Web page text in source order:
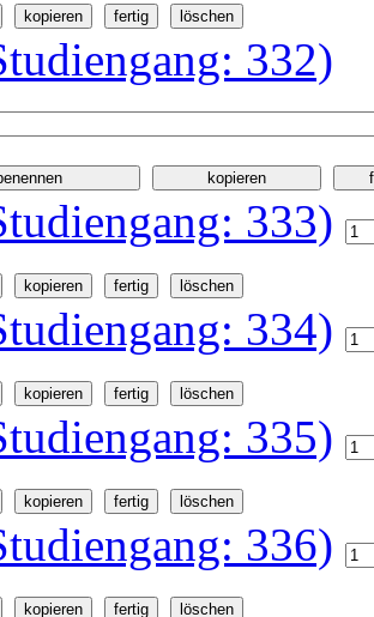
332)
333)
334)
335)
336)